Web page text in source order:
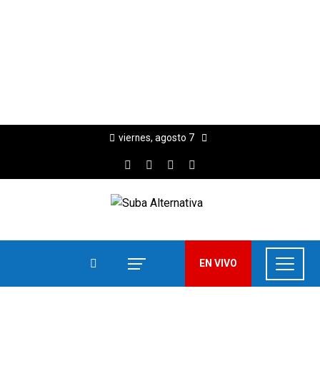
viernes, agosto 7
EN VIVO